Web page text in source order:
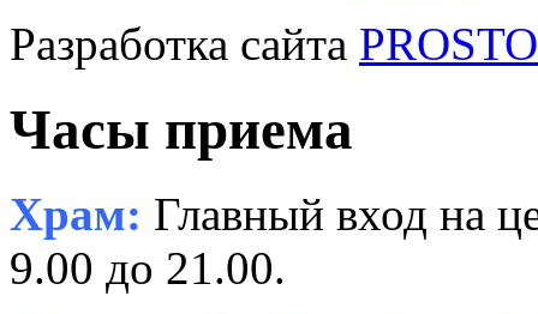
Разработка сайта
Часы приема
Храм: Главный вход на
9.00 до 21.00.